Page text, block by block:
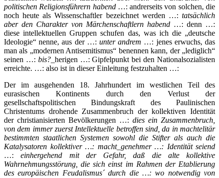
politischen Religionsführern habend…: andrerseits von solchen, die
noch heute als Wissenschaftler bezeichnet werden …: tatsächlich
aber den Charakter von Märchenschaftlern habend …: denn …:
diese intellektuellen Gruppen schufen das, was ich die „deutsche
Ideologie“ nenne, aus der …: unter andrem …: jenes erwuchs, das
man als „modernen Antisemitismus“ benennen kann, der „lediglich“
seinen …: bis?_herigen …: Gipfelpunkt bei den Nationalsozialisten
erreichte. …: also ist in dieser Einleitung festzuhalten …:
Der im ausgehenden 18. Jahrhundert im westlichen Teil des
eurasischen Kontinents durch den Verlust der
gesellschaftspolitischen Bindungskraft des Paulinischen
Christentums drohende Zusammenbruch der kollektiven Identität
der christianisierten Bevölkerungen …: dies ein Zusammenbruch,
von dem immer zuerst Intellektuelle betroffen sind, da in machtelitär
bestimmten staatlichen Systemen sowohl die Stifter als auch die
Katalysatoren kollektiver …: macht_ genehmer …: Identität seiend
…:einhergehend mit der Gefahr, daß die alte kollektive
Wahrnehmungsstörung, die sich einst im Rahmen der Etablierung
des europäischen Feudalismus´ durch die …:wo notwendig von